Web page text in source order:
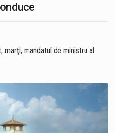
marţi, mandatul de ministru al